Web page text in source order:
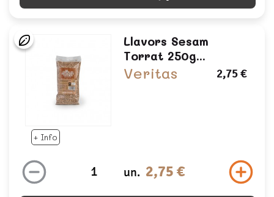
+ Info
Llavors Sesam
Torrat 250g...
Veritas 2,75 €
un. 2,75 €